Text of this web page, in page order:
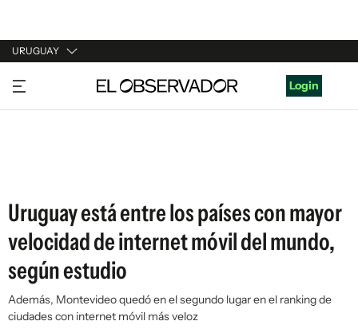
URUGUAY
URUGUAY
ARGENTINA
Login
Uruguay está entre los países con mayor
velocidad de internet móvil del mundo,
según estudio
Además, Montevideo quedó en el segundo lugar en el ranking de
ciudades con internet móvil más veloz